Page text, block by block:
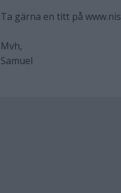
Ta gärna en titt på
Mvh,
Samuel